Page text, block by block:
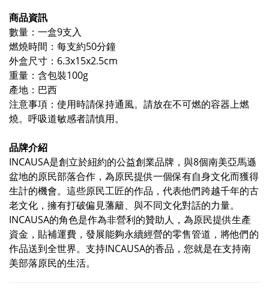
商品資訊
數量：一盒9支入
燃燒時間：每支約50分鐘
外盒尺寸：6.3x15x2.5cm
重量：含包裝100g
產地：巴西
注意事項：使用時請保持通風。請放在不可燃的容器上燃
燒。呼吸道敏感者請慎用。
品牌介紹
INCAUSA是創立於紐約的公益創業品牌，與8個南美亞馬遜
盆地的原民部落合作，為原民提供一個保有自身文化而獲得
生計的機會。這些原民工匠的作品，代表他們跨越千年的古
老文化，擁有打破偏見藩籬、與不同文化對話的力量。
INCAUSA的角色是作為非營利的贊助人，為原民提供生產
資金，貼補運費，發展能夠永續經營的零售管道，將他們的
作品送到全世界。支持INCAUSA的香品，您就是在支持南
美部落原民的生活。